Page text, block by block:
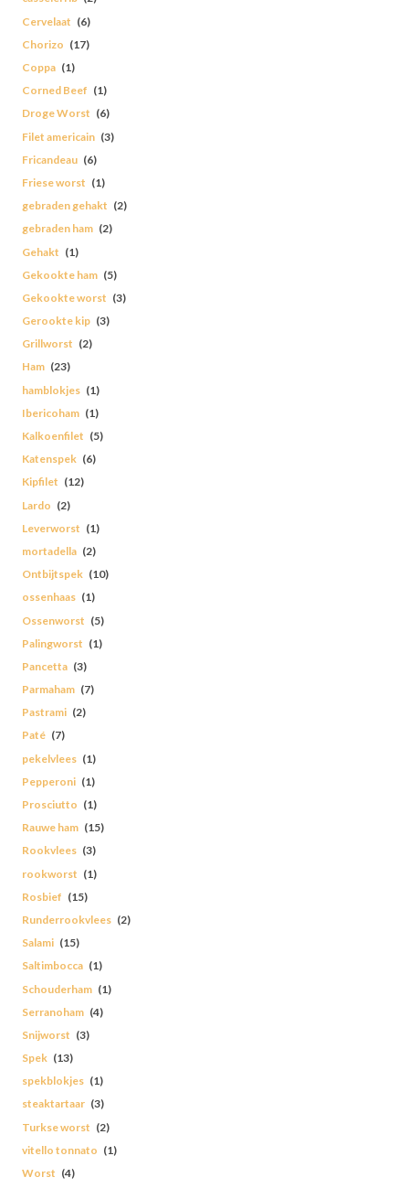
Cervelaat (6)
Chorizo (17)
Coppa (1)
Corned Beef (1)
Droge Worst (6)
Filet americain (3)
Fricandeau (6)
Friese worst (1)
gebraden gehakt (2)
gebraden ham (2)
Gehakt (1)
Gekookte ham (5)
Gekookte worst (3)
Gerookte kip (3)
Grillworst (2)
Ham (23)
hamblokjes (1)
Ibericoham (1)
Kalkoenfilet (5)
Katenspek (6)
Kipfilet (12)
Lardo (2)
Leverworst (1)
mortadella (2)
Ontbijtspek (10)
ossenhaas (1)
Ossenworst (5)
Palingworst (1)
Pancetta (3)
Parmaham (7)
Pastrami (2)
Paté (7)
pekelvlees (1)
Pepperoni (1)
Prosciutto (1)
Rauwe ham (15)
Rookvlees (3)
rookworst (1)
Rosbief (15)
Runderrookvlees (2)
Salami (15)
Saltimbocca (1)
Schouderham (1)
Serranoham (4)
Snijworst (3)
Spek (13)
spekblokjes (1)
steaktartaar (3)
Turkse worst (2)
vitello tonnato (1)
Worst (4)